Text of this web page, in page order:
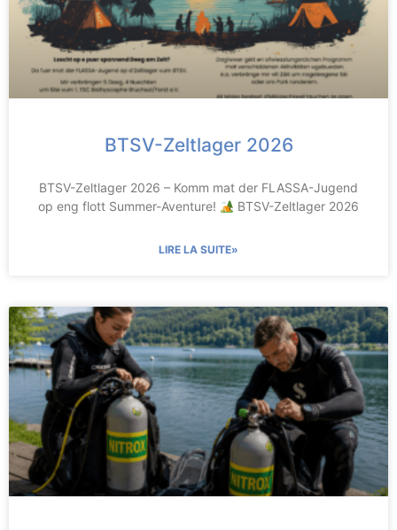
BTSV-Zeltlager 2026
BTSV-Zeltlager 2026 – Komm mat der FLASSA-Jugend
op eng flott Summer-Aventure!
BTSV-Zeltlager 2026
LIRE LA SUITE»